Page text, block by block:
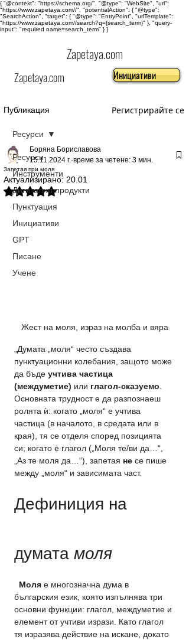
{ "@context": "https://schema.org/", "@type": "WebSite", "url":
"https://www.zapetaya.com//", "potentialAction": { "@type":
"SearchAction", "target": { "@type": "EntryPoint", "urlTemplate":
"https://www.zapetaya.com//search?q={search_term}" }, "query-
input": "required name=search_term" } }
Zapetaya.com
Zapetaya.com Инициативи
Публикация Регистрирайте се
Ресурси
Инструменти
Дигитални продукти
Пунктуация
Инициативи
GPT
Писане
Учене
Ресурси
Запетая при моля
Боряна Бориславова
15.11.2024 г. време за четене: 3 мин.
Актуализирано: 20.01
Оценено с NaN от 5 звезди.
Жест на моля, израз на молба и вяра
„Думата „моля“ често създава
пунктуационни колебания, защото може
да бъде учтива частица
(междуметие) или глагол-сказуемо.
Основната трудност е да разпознаеш
ролята ѝ: когато „моля“ е учтива
частица (в началото, в средата или в
края), тя се отделя според позицията
си; когато е глагол („Моля те/ви да…“,
„Аз те моля да…“), запетая не се пише
между „моля“ и зависимата част.
Дефиниция на
думата моля
  Моля
е многозначна дума в
българския език, която изпълнява три
основни функции: глагол, междуметие и
елемент от учтиви изрази. Като глагол
тя изразява действие на искане, докато